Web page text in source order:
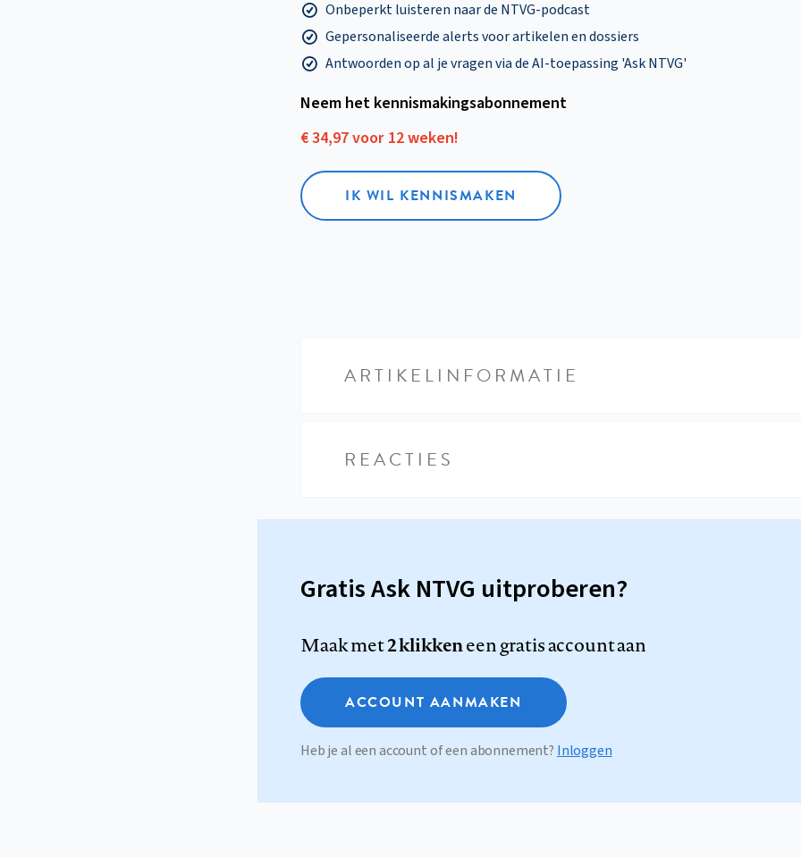
Onbeperkt luisteren naar de NTVG-podcast
Gepersonaliseerde alerts voor artikelen en dossiers
Antwoorden op al je vragen via de AI-toepassing 'Ask NTVG'
Neem het kennismakings­abonnement
€ 34,97 voor 12 weken!
IK WIL KENNISMAKEN
ARTIKELINFORMATIE
REACTIES
Gratis Ask NTVG uitproberen?
Maak met2 klikkeneen gratis account aan
ACCOUNT AANMAKEN
Heb je al een account of een abonnement? Inloggen